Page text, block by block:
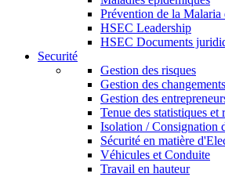
Prévention de la Malaria
HSEC Leadership
HSEC Documents
Securité
Gestion des risques
Gestion des changements
Gestion des
Tenue des statistiques et
Isolation / Consignation
Sécurité en matière
Véhicules et Conduite
Travail en hauteur